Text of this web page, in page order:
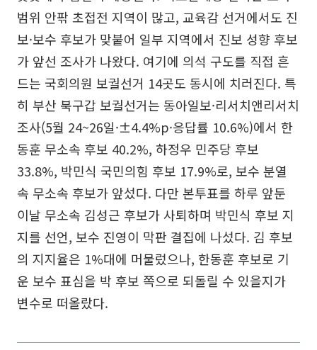
범위 안팎 초접전 지역이 많고, 교육감 선거에서도 진
보·보수 후보가 맞붙어 일부 지역에서 진보 성향 후보
가 앞선 조사가 나왔다. 여기에 의석 구도를 직접 흔
드는 국회의원 보궐선거 14곳도 동시에 치러진다. 특
히 부산 북구갑 보궐선거는 동아일보·리서치앤리서치
조사(5월 24~26일·±4.4%p·응답률 10.6%)에서 한
동훈 무소속 후보 40.2%, 하정우 민주당 후보
33.8%, 박민식 국민의힘 후보 17.9%로, 보수 분열
속 무소속 후보가 앞섰다. 다만 본투표를 하루 앞둔
이날 무소속 김성근 후보가 사퇴하며 박민식 후보 지
지를 선언, 보수 진영이 막판 결집에 나섰다. 김 후보
의 지지율은 1%대에 머물렀으나, 한동훈 후보로 기
운 보수 표심을 박 후보 쪽으로 되돌릴 수 있을지가
변수로 떠올랐다.